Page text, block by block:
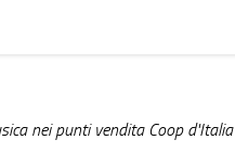
nei punti vendita Coop d'Italia